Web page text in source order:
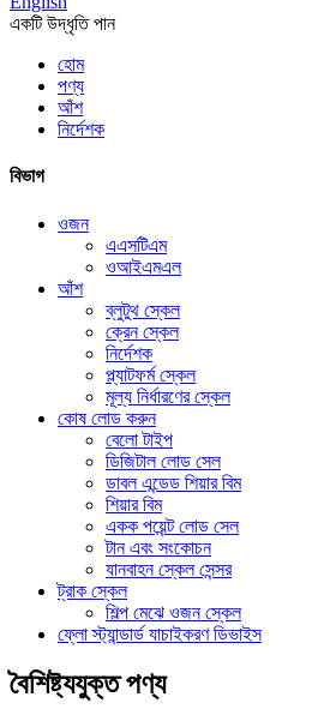
একটি উদ্ধৃতি পান
হোম
পণ্য
আঁশ
নির্দেশক
বিভাগ
ওজন
এএসটিএম
ওআইএমএল
আঁশ
ব্লুটুথ স্কেল
ক্রেন স্কেল
নির্দেশক
প্ল্যাটফর্ম স্কেল
মূল্য নির্ধারণের স্কেল
কোষ লোড করুন
বেলো টাইপ
ডিজিটাল লোড সেল
ডাবল এন্ডেড শিয়ার বিম
শিয়ার বিম
একক পয়েন্ট লোড সেল
টান এবং সংকোচন
যানবাহন স্কেল সেন্সর
ট্রাক স্কেল
শিল্প মেঝে ওজন স্কেল
ফ্লো স্ট্যান্ডার্ড যাচাইকরণ ডিভাইস
বৈশিষ্ট্যযুক্ত পণ্য